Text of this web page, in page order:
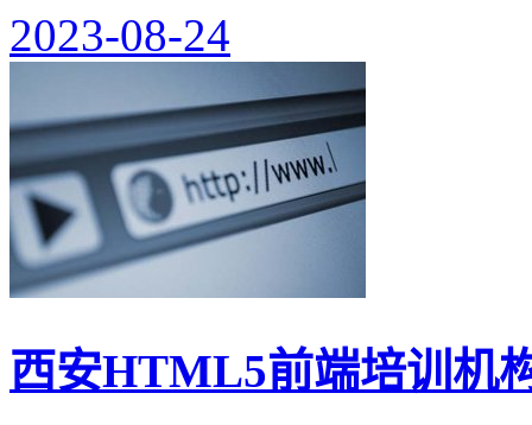
2023-08-24
西安HTML5前端培训机